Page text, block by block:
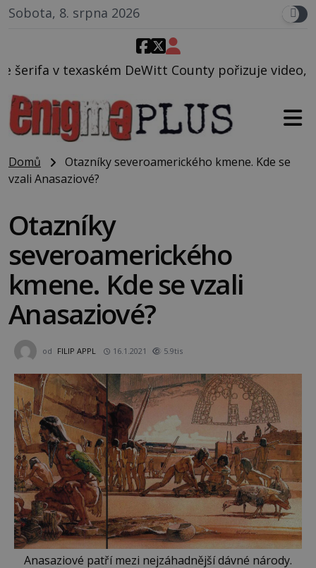
Sobota, 8. srpna 2026
County pořizuje video, na kterém před jeho
Domů
Otazníky severoamerického kmene. Kde se
vzali Anasaziové?
Otazníky
severoamerického
kmene. Kde se vzali
Anasaziové?
od FILIP APPL 16.1.2021 5.9tis
Anasaziové patří mezi nejzáhadnější dávné národy.